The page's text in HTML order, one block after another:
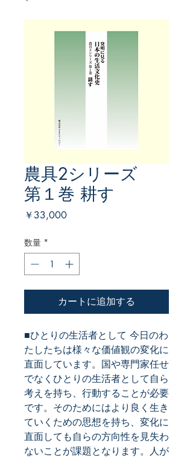
農具2シリーズ
第１巻 耕す
￥33,000価
数量 *
カートに追加する
■ひとりの生活者として 今日のわ
たしたちは様々な価値観の変化に
直面しています。国や専門家任せ
でなくひとりの生活者として自ら
考えを持ち、行動することが必要
です。そのためにはより良く生き
ていくための思想を持ち、変化に
直面しても自らの方向性を見失わ
ないことが課題となります。人が